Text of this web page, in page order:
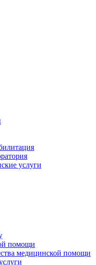
услуги
помощи
медицинской помощи